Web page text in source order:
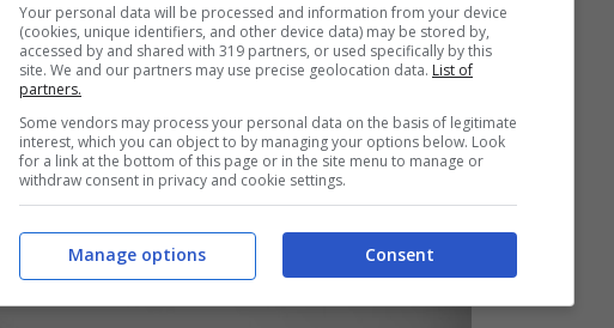
sguardo per accendere
con naturalezza sudue binari paralleli:
parte l’atleta, dall’altra la modella
Your personal data will be processed and information from your device
(cookies, unique identifiers, and other device data) may be stored by,
accessed by and shared with 319 partners, or used specifically by this
site. We and our partners may use precise geolocation data. List of
partners.
Some vendors may process your personal data on the basis of legitimate
interest, which you can object to by managing your options below. Look
for a link at the bottom of this page or in the site menu to manage or
withdraw consent in privacy and cookie settings.
Consent
Manage options